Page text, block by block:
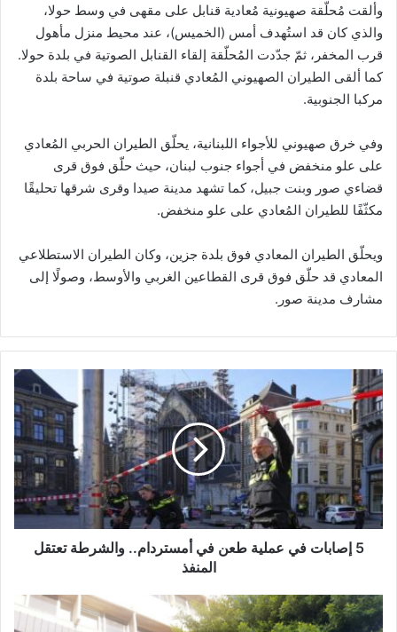
وألقت مُحلّقة صهيونية مُعادية قنابل على مقهى في وسط حولا،
والذي كان قد استُهدف أمس (الخميس)، عند محيط منزل مأهول
قرب المخفر، ثمّ جدّدت المُحلّقة إلقاء القنابل الصوتية في بلدة حولا.
كما ألقى الطيران الصهيوني المُعادي قنبلة صوتية في ساحة بلدة
مركبا الجنوبية.
وفي خرق صهيوني للأجواء اللبنانية، يحلّق الطيران الحربي المُعادي
على علو منخفض في أجواء جنوب لبنان، حيث حلّق فوق قرى
قضاءي صور وبنت جبيل، كما تشهد مدينة صيدا وقرى شرقها تحليقًا
مكثّفًا للطيران المُعادي على علو منخفض.
ويحلّق الطيران المعادي فوق بلدة جزين، وكان الطيران الاستطلاعي
المعادي قد حلّق فوق قرى القطاعين الغربي والأوسط، وصولًا إلى
مشارف مدينة صور.
5
إ
ص
ا
ب
ا
ت
ف
ي
ي
5 إصابات في عملية طعن في أمستردام.. والشرطة تعتقل
المنفذ
ب